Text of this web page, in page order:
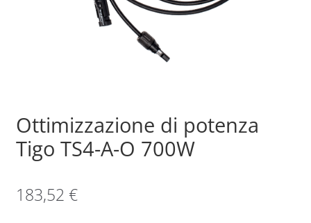
Ottimizzazione di potenza
Tigo TS4-A-O 700W
183,52 €